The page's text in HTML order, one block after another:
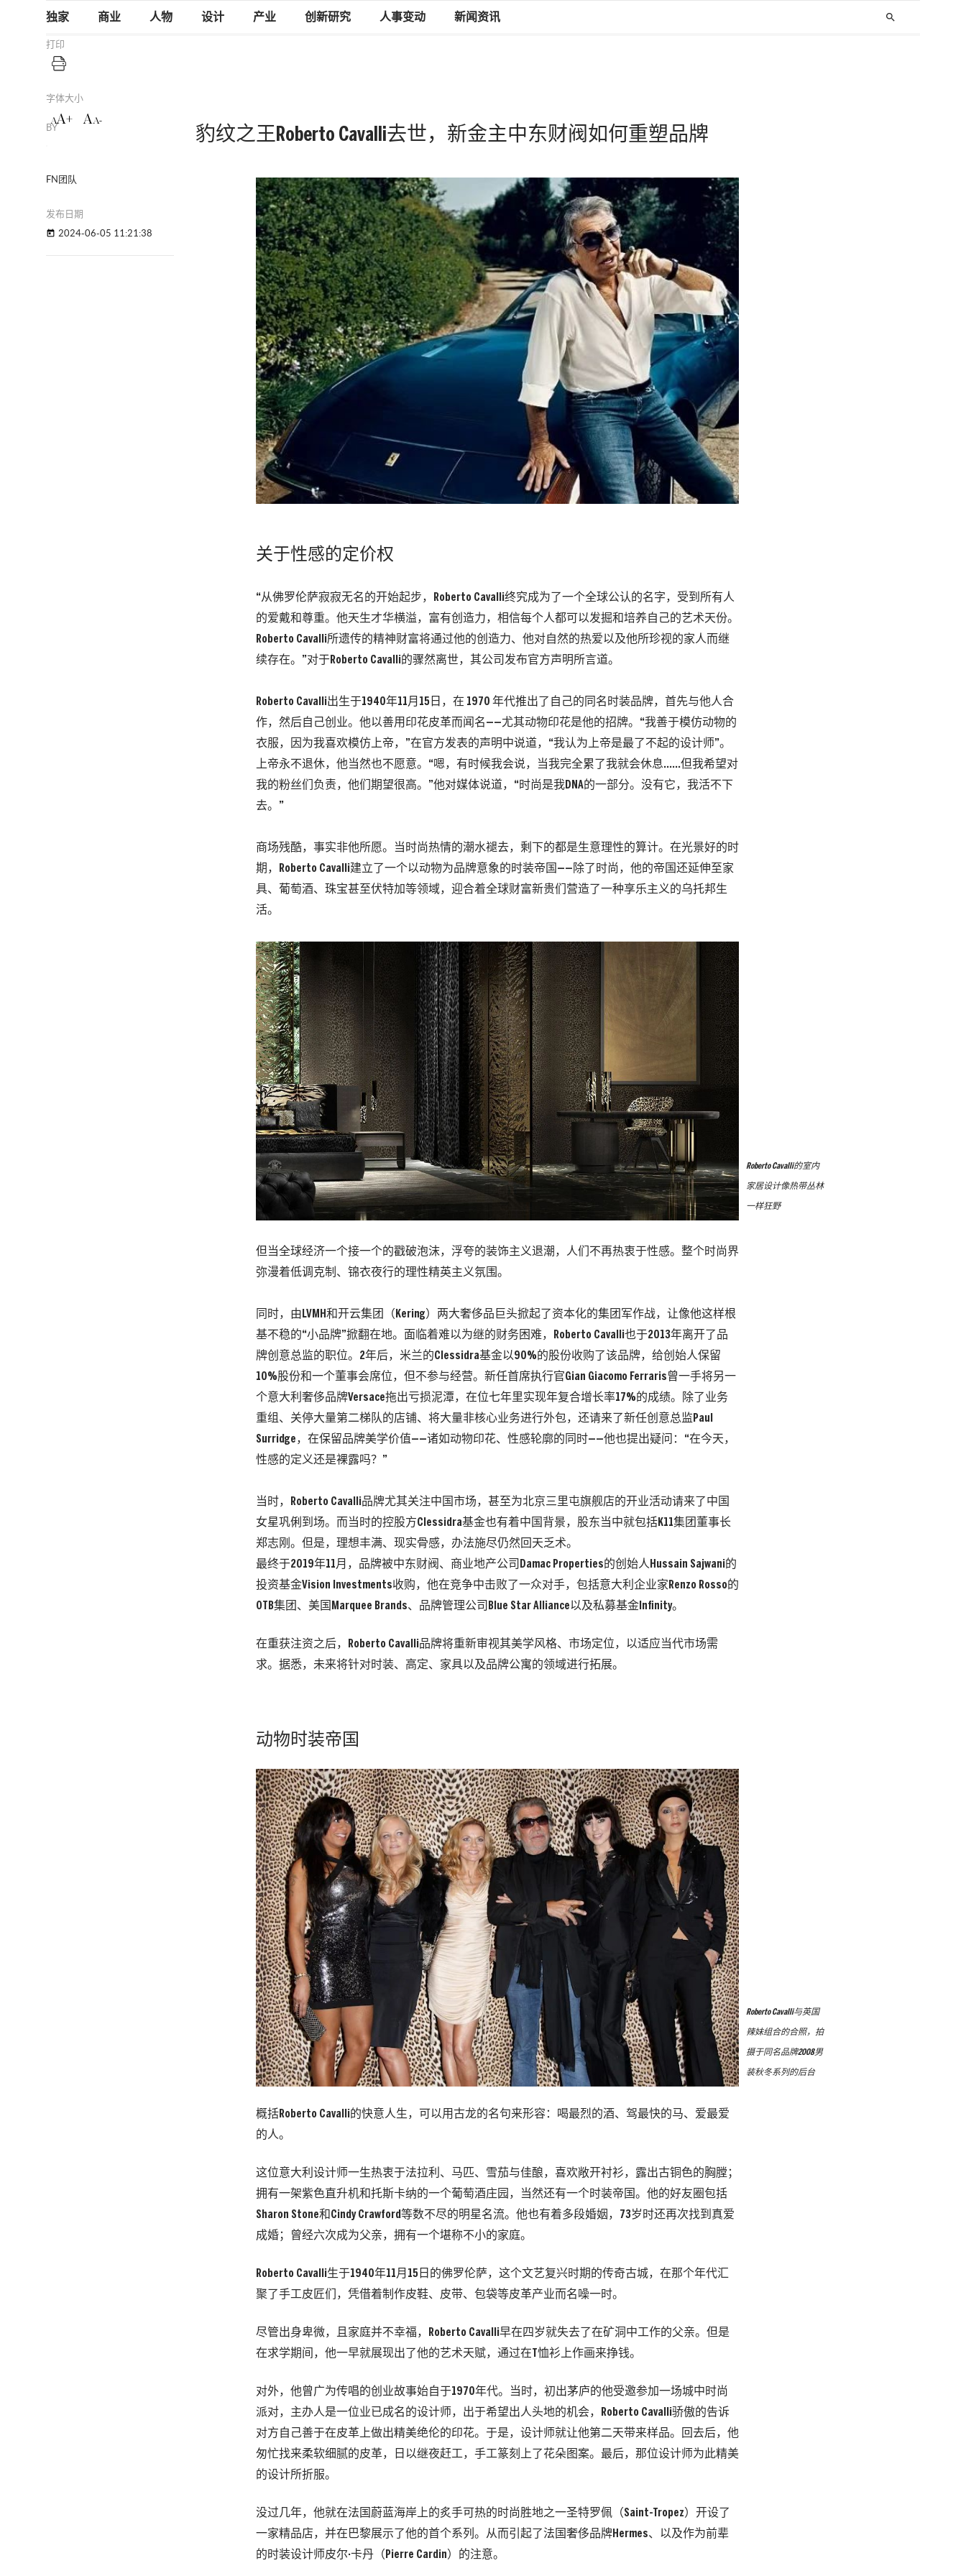
独家 商业 人物 设计 产业 创新研究 人事变动 新闻资讯 search
BY
FN团队
发布日期
today 2024-06-05 11:21:38
打印
字体大小
AA+ A A-
豹纹之王Roberto Cavalli去世，新金主中东财阀如何重塑品牌
关于性感的定价权
“从佛罗伦萨寂寂无名的开始起步，Roberto Cavalli终究成为了一个全球公认的名字，受到所有人
的爱戴和尊重。他天生才华横溢，富有创造力，相信每个人都可以发掘和培养自己的艺术天份。
Roberto Cavalli所遗传的精神财富将通过他的创造力、他对自然的热爱以及他所珍视的家人而继
续存在。”对于Roberto Cavalli的骤然离世，其公司发布官方声明所言道。
Roberto Cavalli出生于1940年11月15日，在 1970 年代推出了自己的同名时装品牌，首先与他人合
作，然后自己创业。他以善用印花皮革而闻名——尤其动物印花是他的招牌。“我善于模仿动物的
衣服，因为我喜欢模仿上帝，”在官方发表的声明中说道，“我认为上帝是最了不起的设计师”。
上帝永不退休，他当然也不愿意。“嗯，有时候我会说，当我完全累了我就会休息......但我希望对
我的粉丝们负责，他们期望很高。”他对媒体说道，“时尚是我DNA的一部分。没有它，我活不下
去。”
商场残酷，事实非他所愿。当时尚热情的潮水褪去，剩下的都是生意理性的算计。在光景好的时
期，Roberto Cavalli建立了一个以动物为品牌意象的时装帝国——除了时尚，他的帝国还延伸至家
具、葡萄酒、珠宝甚至伏特加等领域，迎合着全球财富新贵们营造了一种享乐主义的乌托邦生
活。
Roberto Cavalli的室内
家居设计像热带丛林
一样狂野
但当全球经济一个接一个的戳破泡沫，浮夸的装饰主义退潮，人们不再热衷于性感。整个时尚界
弥漫着低调克制、锦衣夜行的理性精英主义氛围。
同时，由LVMH和开云集团（Kering）两大奢侈品巨头掀起了资本化的集团军作战，让像他这样根
基不稳的“小品牌”掀翻在地。面临着难以为继的财务困难，Roberto Cavalli也于2013年离开了品
牌创意总监的职位。2年后，米兰的Clessidra基金以90%的股份收购了该品牌，给创始人保留
10%股份和一个董事会席位，但不参与经营。新任首席执行官Gian Giacomo Ferraris曾一手将另一
个意大利奢侈品牌Versace拖出亏损泥潭，在位七年里实现年复合增长率17%的成绩。除了业务
重组、关停大量第二梯队的店铺、将大量非核心业务进行外包，还请来了新任创意总监Paul
Surridge，在保留品牌美学价值——诸如动物印花、性感轮廓的同时——他也提出疑问：“在今天，
性感的定义还是裸露吗？”
当时，Roberto Cavalli品牌尤其关注中国市场，甚至为北京三里屯旗舰店的开业活动请来了中国
女星巩俐到场。而当时的控股方Clessidra基金也有着中国背景，股东当中就包括K11集团董事长
郑志刚。但是，理想丰满、现实骨感，办法施尽仍然回天乏术。
最终于2019年11月，品牌被中东财阀、商业地产公司Damac Properties的创始人Hussain Sajwani的
投资基金Vision Investments收购，他在竞争中击败了一众对手，包括意大利企业家Renzo Rosso的
OTB集团、美国Marquee Brands、品牌管理公司Blue Star Alliance以及私募基金Infinity。
在重获注资之后，Roberto Cavalli品牌将重新审视其美学风格、市场定位，以适应当代市场需
求。据悉，未来将针对时装、高定、家具以及品牌公寓的领域进行拓展。
动物时装帝国
Roberto Cavalli与英国
辣妹组合的合照，拍
摄于同名品牌2008男
装秋冬系列的后台
概括Roberto Cavalli的快意人生，可以用古龙的名句来形容：喝最烈的酒、驾最快的马、爱最爱
的人。
这位意大利设计师一生热衷于法拉利、马匹、雪茄与佳酿，喜欢敞开衬衫，露出古铜色的胸膛；
拥有一架紫色直升机和托斯卡纳的一个葡萄酒庄园，当然还有一个时装帝国。他的好友圈包括
Sharon Stone和Cindy Crawford等数不尽的明星名流。他也有着多段婚姻，73岁时还再次找到真爱
成婚；曾经六次成为父亲，拥有一个堪称不小的家庭。
Roberto Cavalli生于1940年11月15日的佛罗伦萨，这个文艺复兴时期的传奇古城，在那个年代汇
聚了手工皮匠们，凭借着制作皮鞋、皮带、包袋等皮革产业而名噪一时。
尽管出身卑微，且家庭并不幸福，Roberto Cavalli早在四岁就失去了在矿洞中工作的父亲。但是
在求学期间，他一早就展现出了他的艺术天赋，通过在T恤衫上作画来挣钱。
对外，他曾广为传唱的创业故事始自于1970年代。当时，初出茅庐的他受邀参加一场城中时尚
派对，主办人是一位业已成名的设计师，出于希望出人头地的机会，Roberto Cavalli骄傲的告诉
对方自己善于在皮革上做出精美绝伦的印花。于是，设计师就让他第二天带来样品。回去后，他
匆忙找来柔软细腻的皮革，日以继夜赶工，手工篆刻上了花朵图案。最后，那位设计师为此精美
的设计所折服。
没过几年，他就在法国蔚蓝海岸上的炙手可热的时尚胜地之一圣特罗佩（Saint-Tropez）开设了
一家精品店，并在巴黎展示了他的首个系列。从而引起了法国奢侈品牌Hermes、以及作为前辈
的时装设计师皮尔·卡丹（Pierre Cardin）的注意。